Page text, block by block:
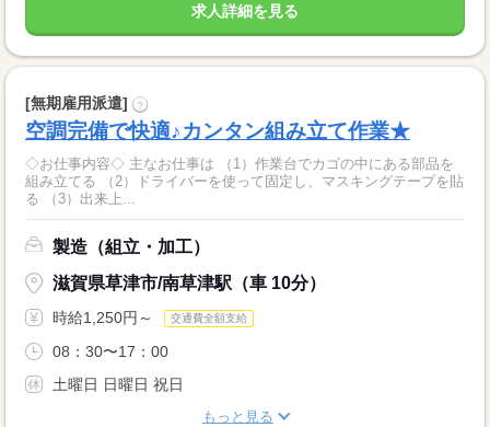
求人詳細を見る
[無期雇用派遣] ?
空調完備で快適♪カンタン組み立て作業★
◇お仕事内容◇ 主なお仕事は （1）作業台でカゴの中にある部品を
組み立てる （2）ドライバーを使って固定し、マスキングテープを貼
る （3）出来上...
製造（組立・加工）
滋賀県草津市/南草津駅（車 10分）
時給1,250円～ 交通費全額支給
08：30〜17：00
土曜日 日曜日 祝日
もっと見る